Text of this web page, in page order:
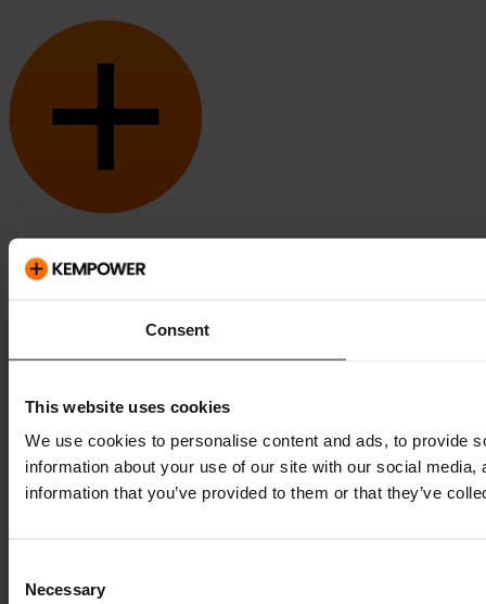
Consent
This website uses cookies
We use cookies to personalise content and ads, to provide
information about your use of our site with our social
information that you’ve provided to them or that they’ve
Selection
Necessary
Kempower e ChargEye sono marchi di Kempower Oyj registrati in
USA e in altri paesi e regioni.